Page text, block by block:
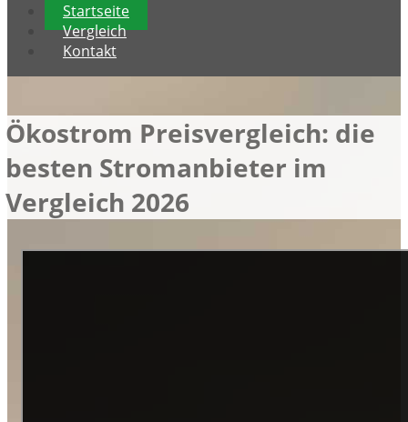
Startseite
Vergleich
Kontakt
Ökostrom Preisvergleich: die
besten Stromanbieter im
Vergleich 2026